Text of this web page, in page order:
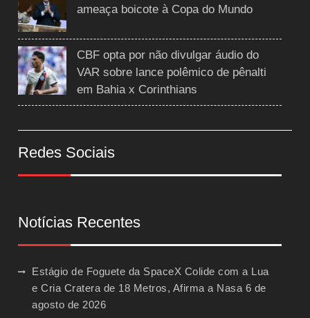
ameaça boicote à Copa do Mundo
CBF opta por não divulgar áudio do
VAR sobre lance polêmico de pênalti
em Bahia x Corinthians
Redes Sociais
Notícias Recentes
Estágio de Foguete da SpaceX Colide com a Lua
e Cria Cratera de 18 Metros, Afirma a Nasa 6 de
agosto de 2026